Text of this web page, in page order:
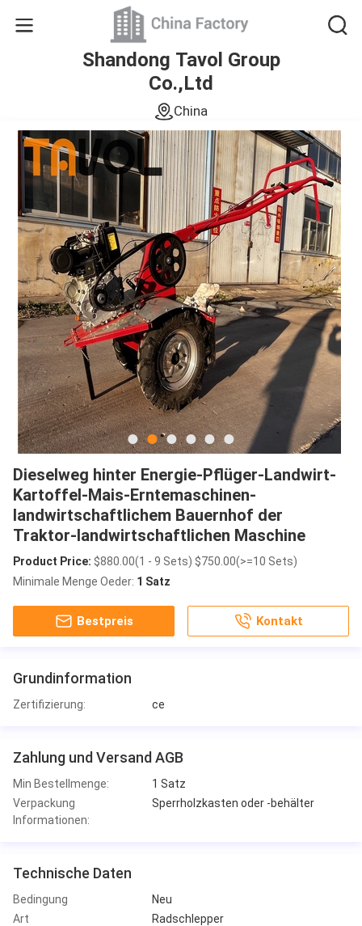
Shandong Tavol Group
Co.,Ltd
China
Dieselweg hinter Energie-Pflüger-Landwirt-
Kartoffel-Mais-Erntemaschinen-
landwirtschaftlichem Bauernhof der
Traktor-landwirtschaftlichen Maschine
Product Price: $880.00(1 - 9 Sets) $750.00(>=10 Sets)
Minimale Menge Oeder: 1 Satz
Bestpreis Kontakt
Grundinformation
Zertifizierung: ce
Zahlung und Versand AGB
Min Bestellmenge:
1 Satz
Verpackung
Informationen:
Sperrholzkasten oder -behälter
Technische Daten
Bedingung
Neu
Art
Radschlepper